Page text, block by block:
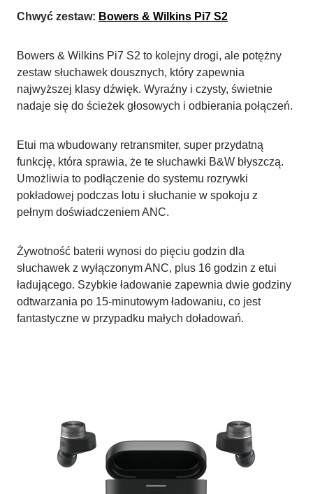
Chwyć zestaw: Bowers & Wilkins Pi7 S2
Bowers & Wilkins Pi7 S2 to kolejny drogi, ale potężny
zestaw słuchawek dousznych, który zapewnia
najwyższej klasy dźwięk. Wyraźny i czysty, świetnie
nadaje się do ścieżek głosowych i odbierania połączeń.
Etui ma wbudowany retransmiter, super przydatną
funkcję, która sprawia, że te słuchawki B&W błyszczą.
Umożliwia to podłączenie do systemu rozrywki
pokładowej podczas lotu i słuchanie w spokoju z
pełnym doświadczeniem ANC.
Żywotność baterii wynosi do pięciu godzin dla
słuchawek z wyłączonym ANC, plus 16 godzin z etui
ładującego. Szybkie ładowanie zapewnia dwie godziny
odtwarzania po 15-minutowym ładowaniu, co jest
fantastyczne w przypadku małych doładowań.